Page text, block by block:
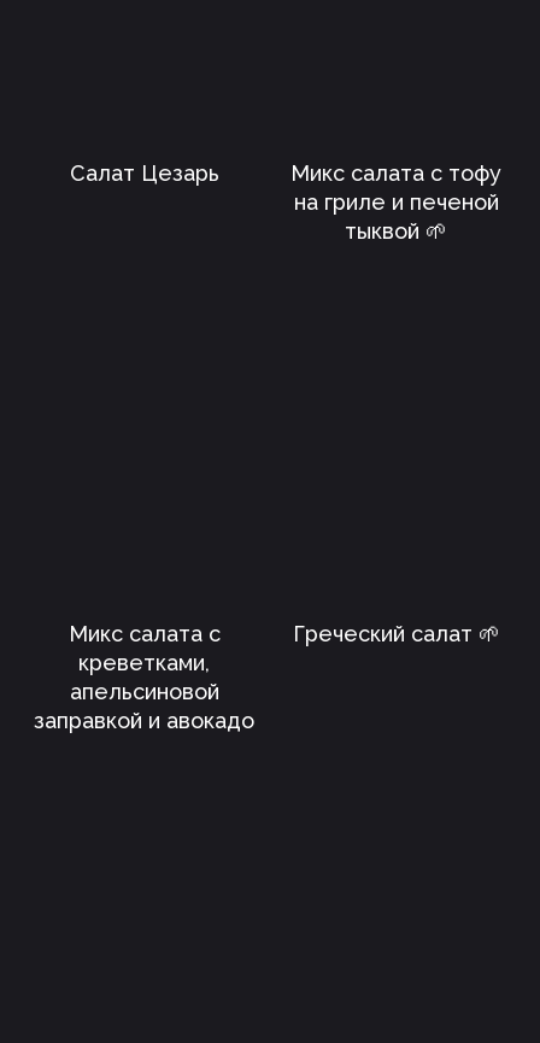
Салат Цезарь
Микс салата с тофу
на гриле и печеной
тыквой 🌱
Микс салата с
креветками,
апельсиновой
заправкой и авокадо
Греческий салат 🌱